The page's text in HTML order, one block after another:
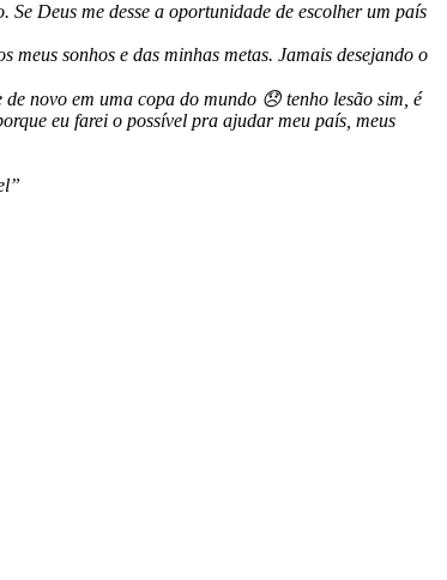
Deus me desse a oportunidade de escolher um país
sonhos e das minhas metas. Jamais desejando o
novo em uma copa do mundo 😞 tenho lesão sim, é
eu farei o possível pra ajudar meu país, meus